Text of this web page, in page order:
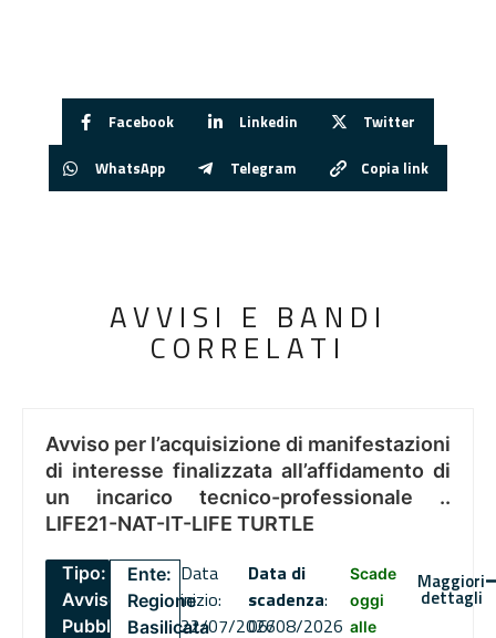
Facebook Linkedin Twitter
WhatsApp Telegram Copia link
AVVISI E BANDI
CORRELATI
Avviso per l’acquisizione di manifestazioni
di interesse finalizzata all’affidamento di
un incarico tecnico-professionale ..
LIFE21-NAT-IT-LIFE TURTLE
Tipo:
Avviso
Pubblico
Ente:
Regione
Basilicata
Data
inizio:
22/07/2026
Data di
scadenza:
06/08/2026
Scade
oggi
alle
Maggiori
dettagli